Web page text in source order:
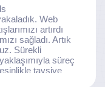
Web
artırdı
sağladı. Artık
Sürekli
süreç
tavsiye